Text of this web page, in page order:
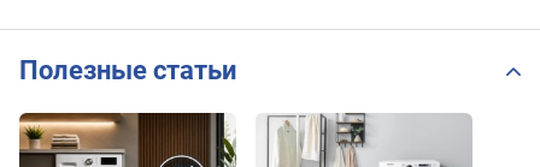
Полезные статьи